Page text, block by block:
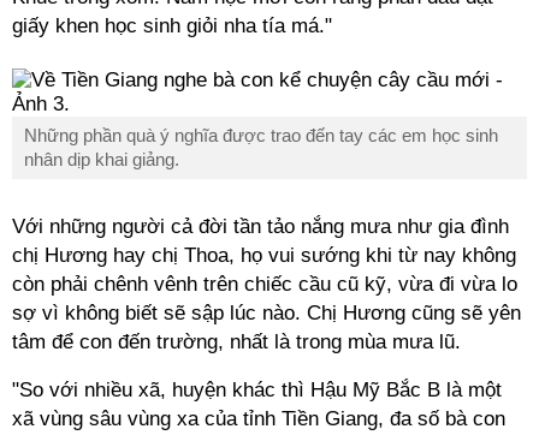
giấy khen học sinh giỏi nha tía má."
Những phần quà ý nghĩa được trao đến tay các em học sinh
nhân dịp khai giảng.
Với những người cả đời tần tảo nắng mưa như gia đình
chị Hương hay chị Thoa, họ vui sướng khi từ nay không
còn phải chênh vênh trên chiếc cầu cũ kỹ, vừa đi vừa lo
sợ vì không biết sẽ sập lúc nào. Chị Hương cũng sẽ yên
tâm để con đến trường, nhất là trong mùa mưa lũ.
"So với nhiều xã, huyện khác thì Hậu Mỹ Bắc B là một
xã vùng sâu vùng xa của tỉnh Tiền Giang, đa số bà con